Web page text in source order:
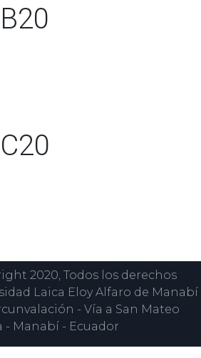
2020, Todos los derechos
Laica Eloy Alfaro de Manabí
- Vía a San Mateo
- Manabí - Ecuador